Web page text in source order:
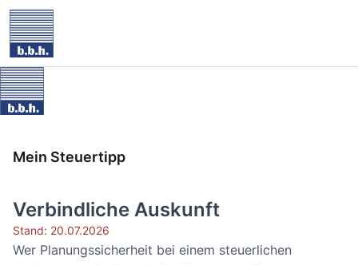
Mein Steuertipp
Verbindliche Auskunft
Stand: 20.07.2026
Wer Planungssicherheit bei einem steuerlichen